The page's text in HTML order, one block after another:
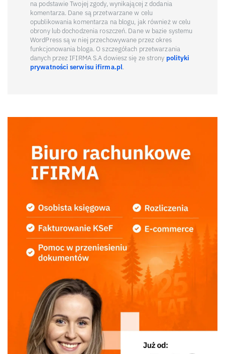
na podstawie Twojej zgody, wynikającej z dodania
komentarza. Dane są przetwarzane w celu
opublikowania komentarza na blogu, jak również w celu
obrony lub dochodzenia roszczeń. Dane w bazie systemu
WordPress są w niej przechowywane przez okres
funkcjonowania bloga. O szczegółach przetwarzania
danych przez IFIRMA S.A dowiesz się ze strony polityki
prywatności serwisu ifirma.pl.